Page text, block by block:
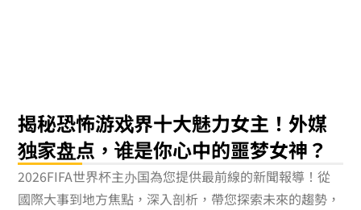
揭秘恐怖游戏界十大魅力女主！外媒
独家盘点，谁是你心中的噩梦女神？
2026FIFA世界杯主办国為您提供最前線的新聞報導！從
國際大事到地方焦點，深入剖析，帶您探索未來的趨勢，